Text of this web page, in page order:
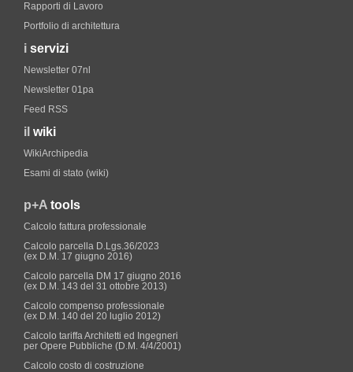
Rapporti di Lavoro
Portfolio di architettura
i servizi
Newsletter 07nl
Newsletter 01pa
Feed RSS
il wiki
WikiArchipedia
Esami di stato (wiki)
p+A tools
Calcolo fattura professionale
Calcolo parcella D.Lgs.36/2023
(ex D.M. 17 giugno 2016)
Calcolo parcella DM 17 giugno 2016
(ex D.M. 143 del 31 ottobre 2013)
Calcolo compenso professionale
(ex D.M. 140 del 20 luglio 2012)
Calcolo tariffa Architetti ed Ingegneri
per Opere Pubbliche (D.M. 4/4/2001)
Calcolo costo di costruzione